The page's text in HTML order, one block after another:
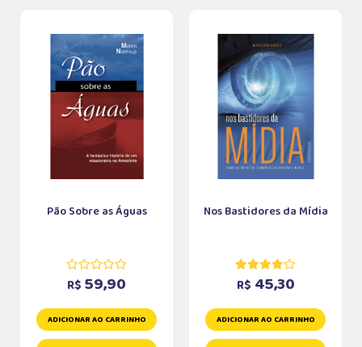
Pão Sobre as Águas
R$ 59,90
ADICIONAR AO CARRINHO
Nos Bastidores da Mídia
R$ 45,30
ADICIONAR AO CARRINHO